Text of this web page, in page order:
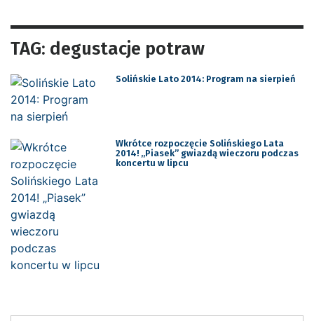
TAG: degustacje potraw
Solińskie Lato 2014: Program na sierpień
Wkrótce rozpoczęcie Solińskiego Lata
2014! „Piasek” gwiazdą wieczoru podczas
koncertu w lipcu